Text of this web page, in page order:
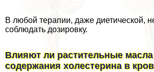
В любой терапии, даже диетической,
соблюдать дозировку.
Влияют ли растительные
содержания холестерина в